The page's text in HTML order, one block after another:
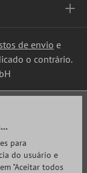
de envio e
o contrário.
para
do usuário e
"Aceitar todos